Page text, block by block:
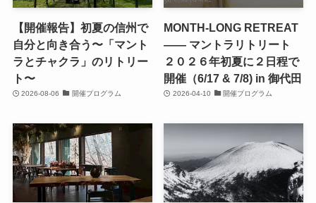
【開催報告】初夏の信州で
自分と向き合う〜「マント
ラとチャクラ」のリトリー
ト〜
2026-08-06 開催プログラム
MONTH-LONG RETREAT
—— マントラリトリート
２０２６年初夏に２日程で
開催（6/17 & 7/8) in 御代田
2026-04-10 開催プログラム